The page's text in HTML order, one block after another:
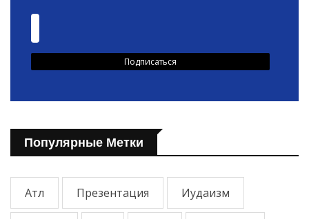
Популярные Метки
Атл Презентация Иудаизм